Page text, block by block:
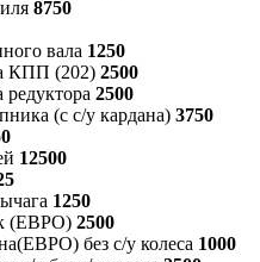
8750
вала 1250
КПП (202) 2500
2500
(с с/у кардана) 3750
12500
1250
(ЕВРО) 2500
без с/у колеса 1000